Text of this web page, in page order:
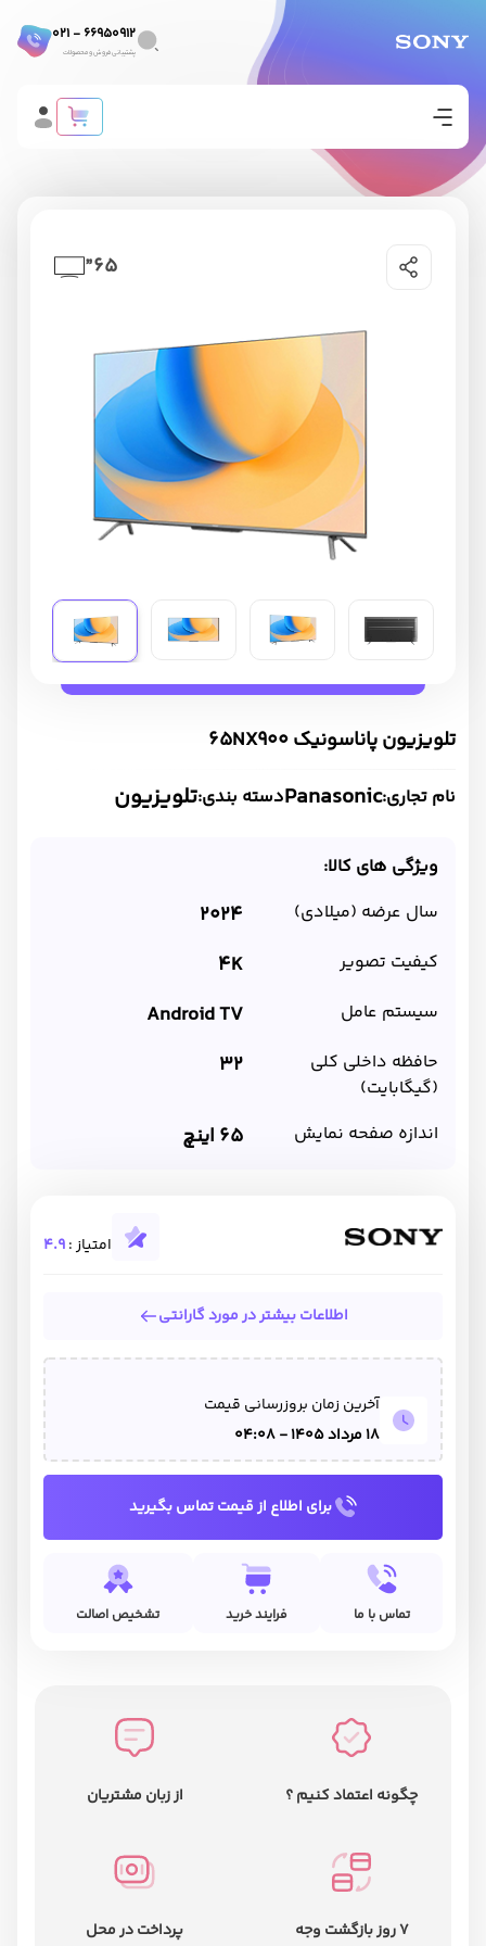
66950912 - 021
پشتیبانی فروش و محصولات
65”
تلویزیون پاناسونیک 65NX900
نام تجاری:Panasonicدسته بندی:تلویزیون
ویژگی های کالا:
سال عرضه (میلادی)
2024
کیفیت تصویر 4K
سیستم عامل Android TV
حافظه داخلی کلی
(گیگابایت)
32
اندازه صفحه نمایش 65 اینچ
امتیاز :4.9
اطلاعات بیشتر در مورد گارانتی
آخرین زمان بروزرسانی قیمت
18 مرداد 1405 - 04:08
برای اطلاع از قیمت تماس بگیرید
تماس با ما فرایند خرید تشخیص اصالت
چگونه اعتماد کنیم ؟ از زبان مشتریان
7 روز بازگشت وجه پرداخت در محل